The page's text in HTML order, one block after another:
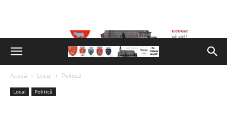
Acasă Local Politică
Local Politică